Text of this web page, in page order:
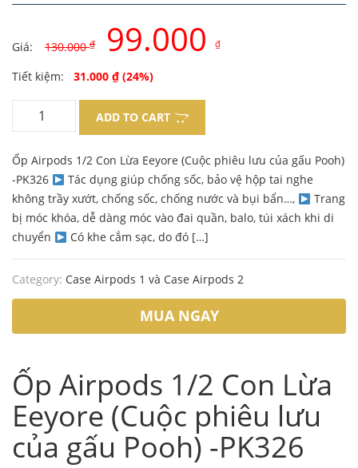
Giá: 130.000₫
Original
price
was:
130.000 ₫.
99.000 ₫
Current
price
is:
99.000 ₫.
Tiết kiệm: 31.000 ₫ (24%)
ADD TO CART
Ốp Airpods 1/2 Con Lừa Eeyore (Cuộc phiêu lưu của gấu Pooh)
-PK326
Tác dụng giúp chống sốc, bảo vệ hộp tai nghe
không trầy xướt, chống sốc, chống nước và bụi bẩn…,
Trang
bị móc khóa, dễ dàng móc vào đai quần, balo, túi xách khi di
chuyển
Có khe cắm sạc, do đó […]
Category: Case Airpods 1 và Case Airpods 2
MUA NGAY
Ốp Airpods 1/2 Con Lừa
Eeyore (Cuộc phiêu lưu
của gấu Pooh) -PK326